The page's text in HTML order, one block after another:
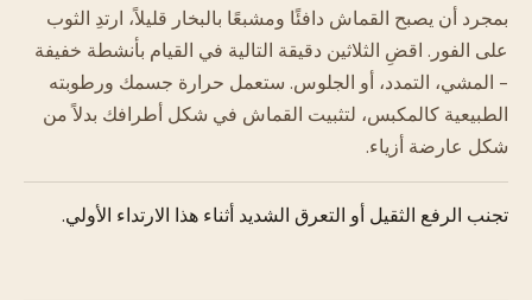
بمجرد أن يصبح القماش دافئًا ومشبعًا بالبخار قليلاً، ارتدِ الثوب
على الفور. اقضِ الثلاثين دقيقة التالية في القيام بأنشطة خفيفة
- المشي، التمدد، أو الجلوس. ستعمل حرارة جسمك ورطوبته
الطبيعية كالمكبس، لتثبيت القماش في شكل أطرافك بدلاً من
شكل عارضة أزياء.
تجنب الرفع الثقيل أو التعرق الشديد أثناء هذا الارتداء الأولي.